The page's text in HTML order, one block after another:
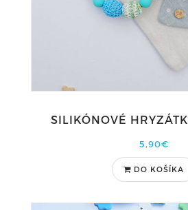
SILIKÓNOVÉ
5,90€
DO KOŠÍKA